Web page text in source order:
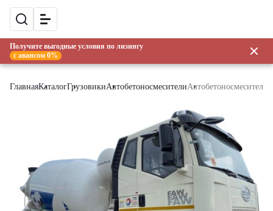
Получите выгодные условия по лизингу
с авансом 0%
ГлавнаяКаталогГрузовикиАвтобетоносмесители